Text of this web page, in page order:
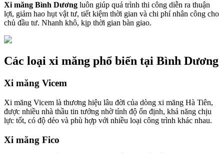
Xi măng Bình Dương luôn giúp quá trình thi công diễn ra thuận
lợi, giảm hao hụt vật tư, tiết kiệm thời gian và chi phí nhân công cho
chủ đầu tư. Nhanh khô, kịp thời gian bàn giao.
Các loại xi măng phổ biến tại Bình Dương
Xi măng Vicem
Xi măng Vicem là thương hiệu lâu đời của dòng xi măng Hà Tiên,
được nhiều nhà thầu tin tưởng nhờ tính độ ổn định, khả năng chịu
lực tốt, có độ dẻo và phù hợp với nhiều loại công trình khác nhau.
Xi măng Fico